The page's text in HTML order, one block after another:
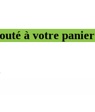
à votre panier